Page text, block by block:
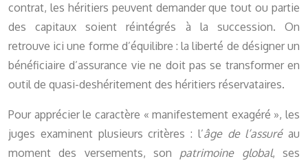
contrat, les héritiers peuvent demander que tout ou partie
des capitaux soient réintégrés à la succession. On
retrouve ici une forme d’équilibre : la liberté de désigner un
bénéficiaire d’assurance vie ne doit pas se transformer en
outil de quasi-deshéritement des héritiers réservataires.
Pour apprécier le caractère « manifestement exagéré », les
juges examinent plusieurs critères : l’âge de l’assuréau
moment des versements, son patrimoine global, ses